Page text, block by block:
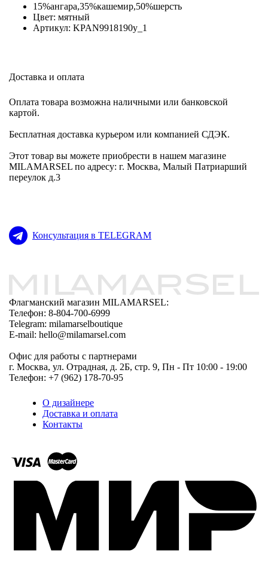
15%ангара,35%кашемир,50%шерсть
Цвет: мятный
Артикул: KPAN9918190y_1
Доставка и оплата
Оплата товара возможна наличными или банковской
картой.
Бесплатная доставка курьером или компанией СДЭК.
Этот товар вы можете приобрести в нашем магазине
MILAMARSEL по адресу: г. Москва, Малый Патриарший
переулок д.3
Консультация в TELEGRAM
Флагманский магазин MILAMARSEL:
Телефон: 8-804-700-6999
Telegram: milamarselboutique
E-mail: hello@milamarsel.com
Офис для работы с партнерами
г. Москва, ул. Отрадная, д. 2Б, стр. 9, Пн - Пт 10:00 - 19:00
Телефон: +7 (962) 178-70-95
О дизайнере
Доставка и оплата
Контакты